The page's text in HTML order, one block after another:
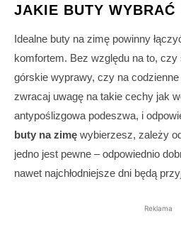
JAKIE BUTY WYBRAĆ
Idealne buty na zimę powinny
komfortem. Bez względu na to,
górskie wyprawy, czy na
zwracaj uwagę na takie cechy jak
antypoślizgowa podeszwa, i
buty na zimę wybierzesz, zależy
jedno jest pewne – odpowiednio
nawet najchłodniejsze dni będą
Reklama